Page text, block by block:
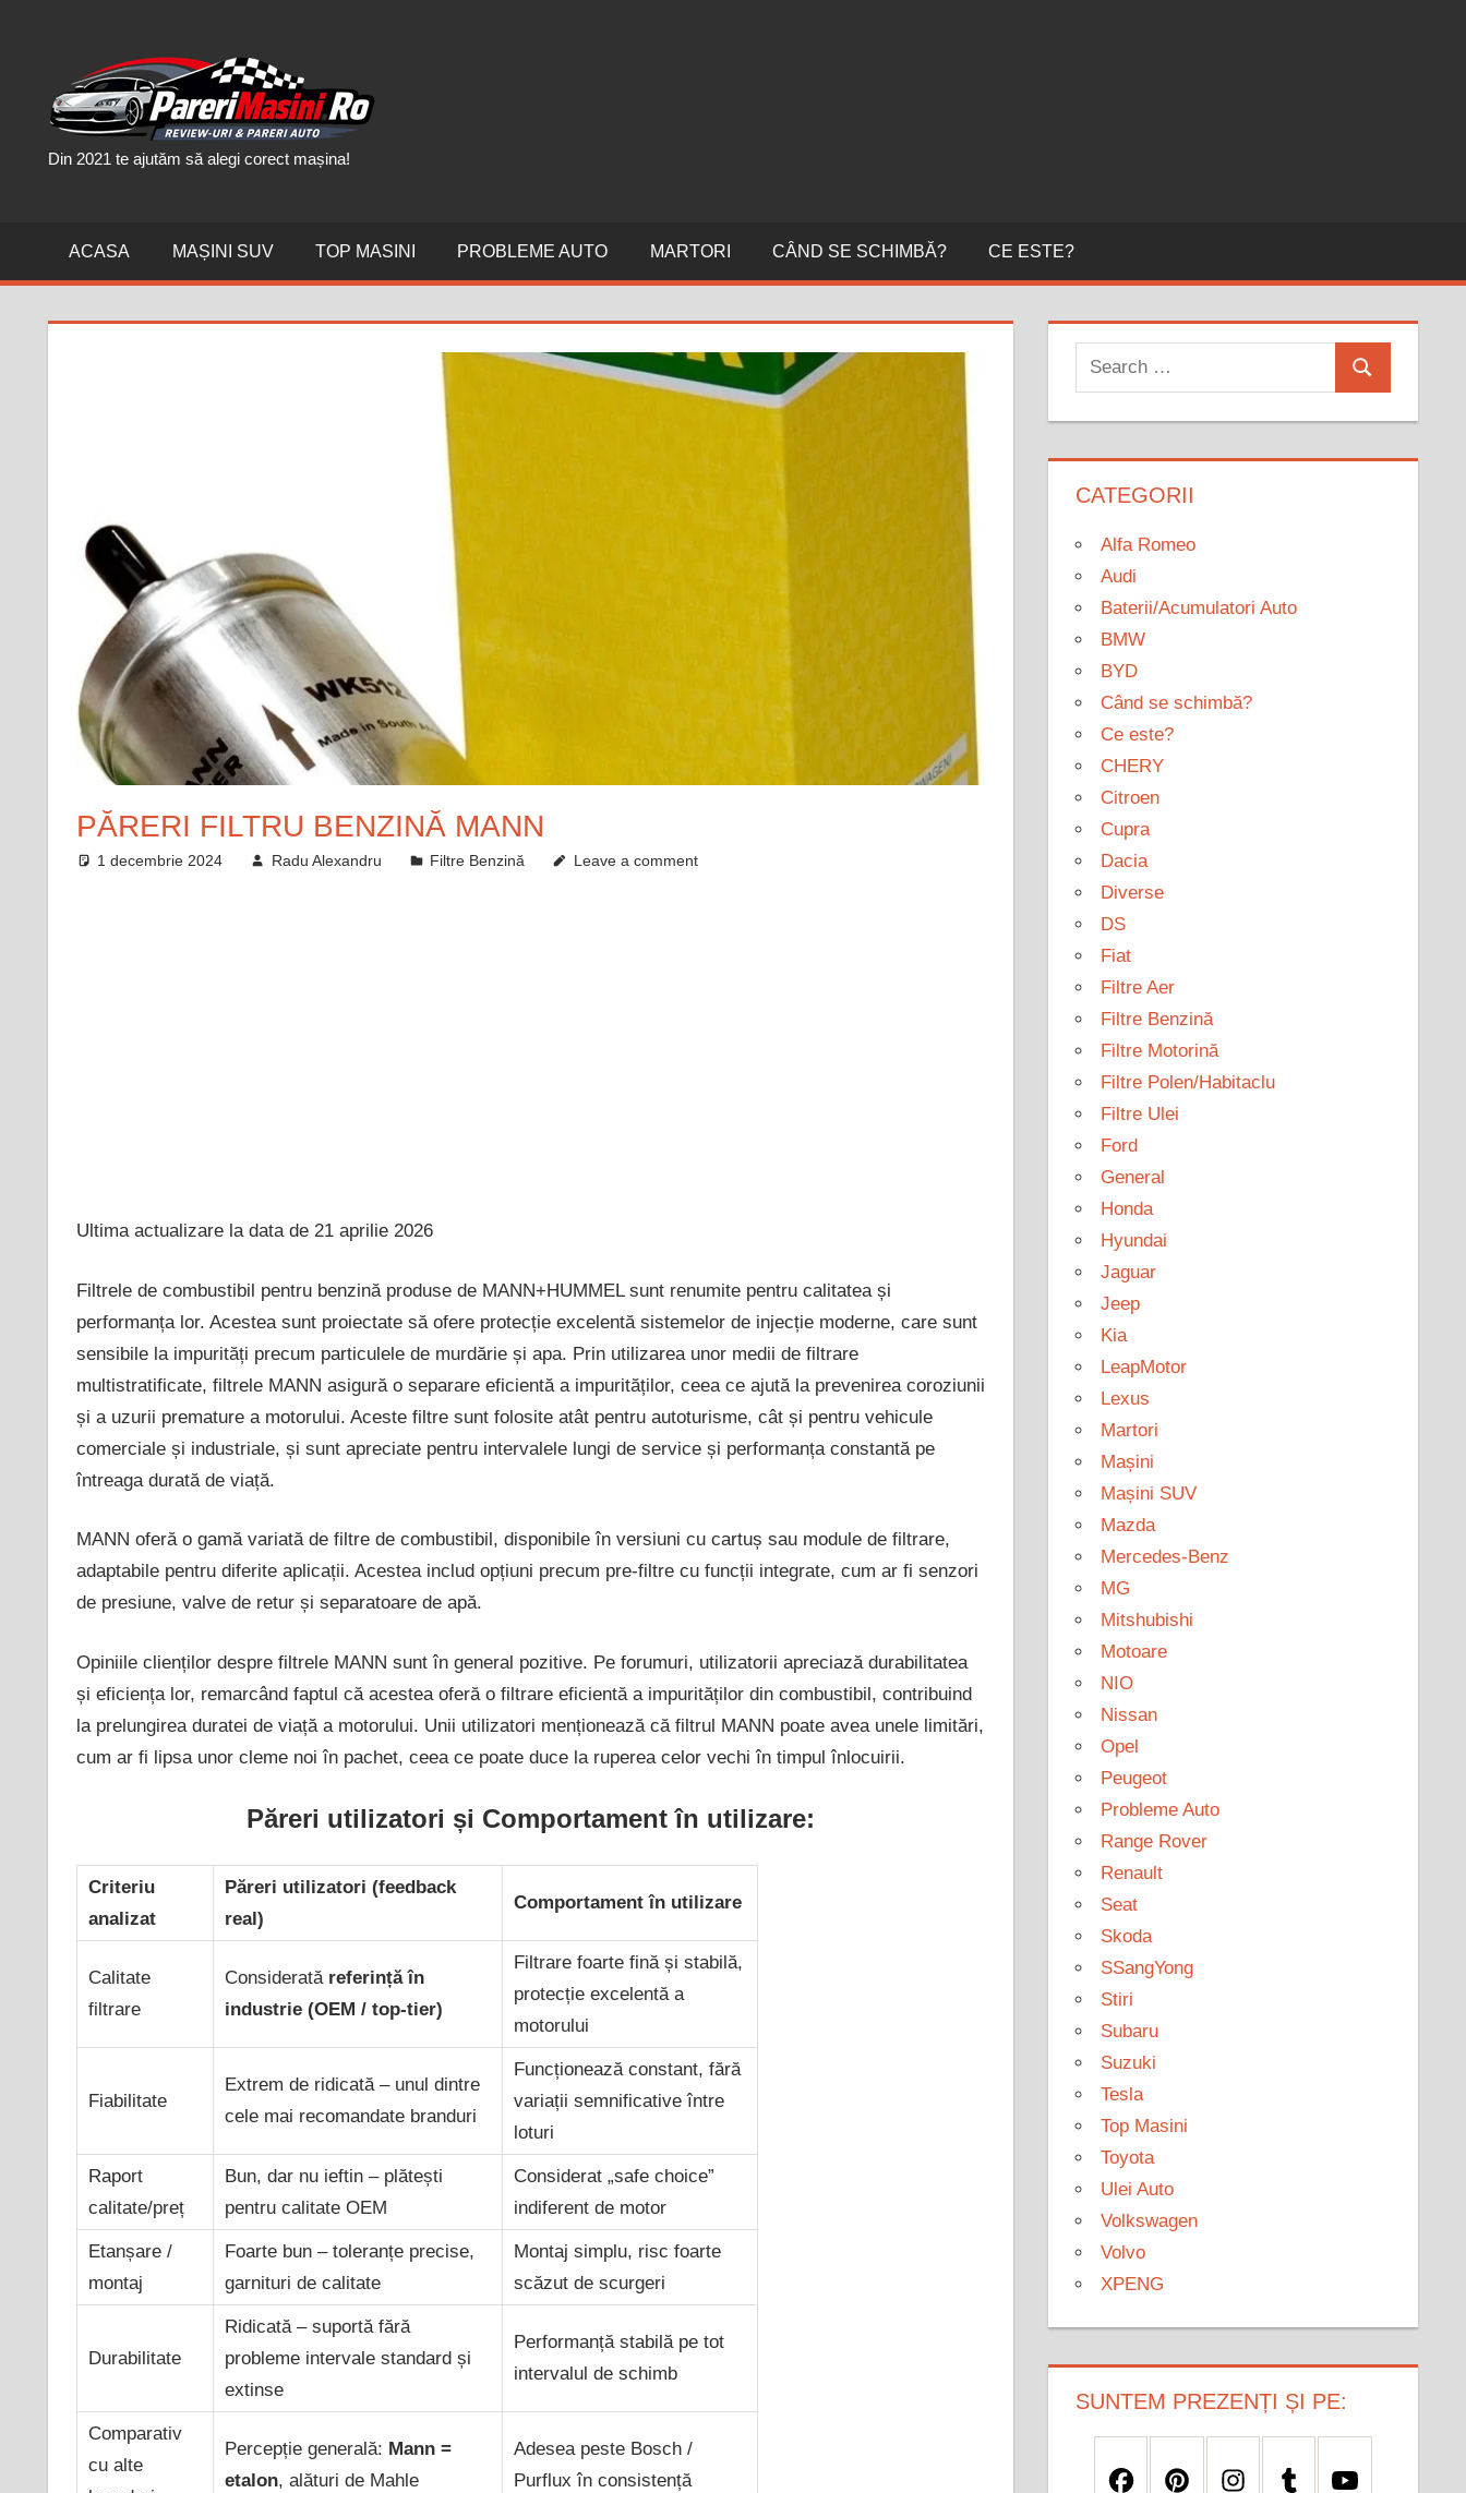
Din 2021 te ajutăm să alegi corect mașina!
ACASA MAȘINI SUV TOP MASINI PROBLEME AUTO MARTORI CÂND SE SCHIMBĂ? CE ESTE?
PĂRERI FILTRU BENZINĂ MANN
1 decembrie 2024 Radu Alexandru Filtre Benzină Leave a comment
Ultima actualizare la data de 21 aprilie 2026
Filtrele de combustibil pentru benzină produse de MANN+HUMMEL sunt renumite pentru calitatea și
performanța lor. Acestea sunt proiectate să ofere protecție excelentă sistemelor de injecție moderne, care sunt
sensibile la impurități precum particulele de murdărie și apa. Prin utilizarea unor medii de filtrare
multistratificate, filtrele MANN asigură o separare eficientă a impurităților, ceea ce ajută la prevenirea coroziunii
și a uzurii premature a motorului. Aceste filtre sunt folosite atât pentru autoturisme, cât și pentru vehicule
comerciale și industriale, și sunt apreciate pentru intervalele lungi de service și performanța constantă pe
întreaga durată de viață.
MANN oferă o gamă variată de filtre de combustibil, disponibile în versiuni cu cartuș sau module de filtrare,
adaptabile pentru diferite aplicații. Acestea includ opțiuni precum pre-filtre cu funcții integrate, cum ar fi senzori
de presiune, valve de retur și separatoare de apă.
Opiniile clienților despre filtrele MANN sunt în general pozitive. Pe forumuri, utilizatorii apreciază durabilitatea
și eficiența lor, remarcând faptul că acestea oferă o filtrare eficientă a impurităților din combustibil, contribuind
la prelungirea duratei de viață a motorului. Unii utilizatori menționează că filtrul MANN poate avea unele limitări,
cum ar fi lipsa unor cleme noi în pachet, ceea ce poate duce la ruperea celor vechi în timpul înlocuirii.
Păreri utilizatori și Comportament în utilizare:
Criteriu
analizat
Păreri utilizatori (feedback
real)
Comportament în utilizare
Calitate
filtrare
Considerată referință în
industrie (OEM / top-tier)
Filtrare foarte fină și stabilă,
protecție excelentă a
motorului
Fiabilitate
Extrem de ridicată – unul dintre
cele mai recomandate branduri
Funcționează constant, fără
variații semnificative între
loturi
Raport
calitate/preț
Bun, dar nu ieftin – plătești
pentru calitate OEM
Considerat „safe choice”
indiferent de motor
Etanșare /
montaj
Foarte bun – toleranțe precise,
garnituri de calitate
Montaj simplu, risc foarte
scăzut de scurgeri
Durabilitate
Ridicată – suportă fără
probleme intervale standard și
extinse
Performanță stabilă pe tot
intervalul de schimb
Comparativ
cu alte
Percepție generală: Mann =
etalon, alături de Mahle
Adesea peste Bosch /
Purflux în consistență
Search
for:
Search
CATEGORII
Alfa Romeo
Audi
Baterii/Acumulatori Auto
BMW
BYD
Când se schimbă?
Ce este?
CHERY
Citroen
Cupra
Dacia
Diverse
DS
Fiat
Filtre Aer
Filtre Benzină
Filtre Motorină
Filtre Polen/Habitaclu
Filtre Ulei
Ford
General
Honda
Hyundai
Jaguar
Jeep
Kia
LeapMotor
Lexus
Martori
Mașini
Mașini SUV
Mazda
Mercedes-Benz
MG
Mitshubishi
Motoare
NIO
Nissan
Opel
Peugeot
Probleme Auto
Range Rover
Renault
Seat
Skoda
SSangYong
Stiri
Subaru
Suzuki
Tesla
Top Masini
Toyota
Ulei Auto
Volkswagen
Volvo
XPENG
SUNTEM PREZENȚI ȘI PE: